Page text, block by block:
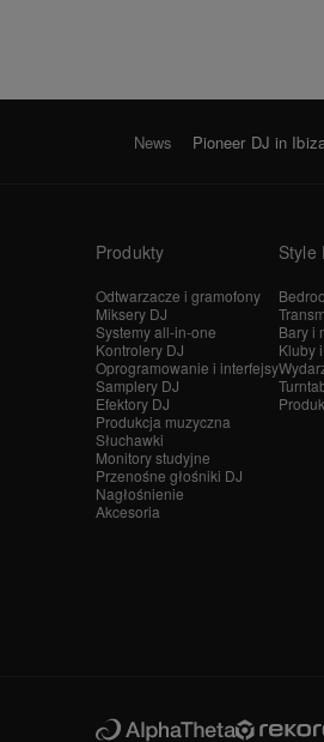
News Pioneer DJ in
Produkty
Odtwarzacze i gramofony
Miksery DJ
Systemy all-in-one
Kontrolery DJ
Oprogramowanie i interfejsy
Samplery DJ
Efektory DJ
Produkcja muzyczna
Słuchawki
Monitory studyjne
Przenośne głośniki DJ
Nagłośnienie
Akcesoria
Style
Bary i
Kluby